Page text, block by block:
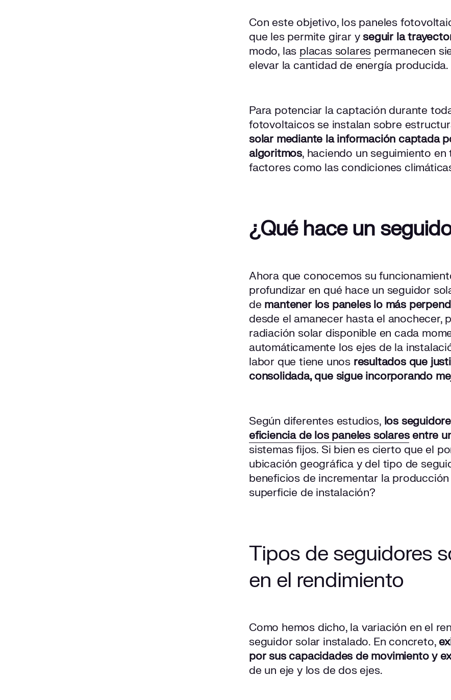
Con este objetivo, los paneles
que les permite girar yseguir la
modo, las placas solares permanecen
elevar la cantidad de energía producida.
Para potenciar la captación durante
fotovoltaicos se instalan sobre
solar mediante la información captada
algoritmos, haciendo un seguimiento
factores como las condiciones
¿Qué hace un
Ahora que conocemos su
profundizar en qué hace un seguidor
de mantener los paneles lo más
desde el amanecer hasta el anochecer,
radiación solar disponible en cada
automáticamente los ejes de la
labor que tiene unos resultados que
consolidada, que sigue incorporando
Según diferentes estudios, los
eficiencia de los paneles solaresentre
sistemas fijos. Si bien es cierto que el
ubicación geográfica y del tipo de
beneficios de incrementar la
superficie de instalación?
Tipos de seguidores
en el rendimiento
Como hemos dicho, la variación en el
seguidor solar instalado. En concreto,
por sus capacidades de movimiento y
de un eje y los de dos ejes.